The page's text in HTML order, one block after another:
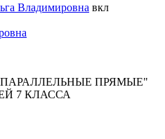
Владимировна вкл
ПРЯМЫЕ"
7 КЛАССА